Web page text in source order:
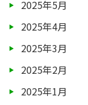
2025年5月
2025年4月
2025年3月
2025年2月
2025年1月